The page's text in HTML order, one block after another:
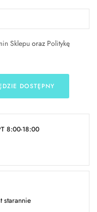
Sklepu oraz Politykę
DOSTĘPNY
8:00-18:00
starannie